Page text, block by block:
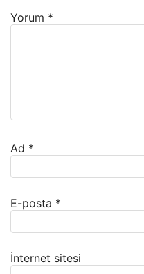
Yorum *
Ad *
E-posta *
İnternet sitesi